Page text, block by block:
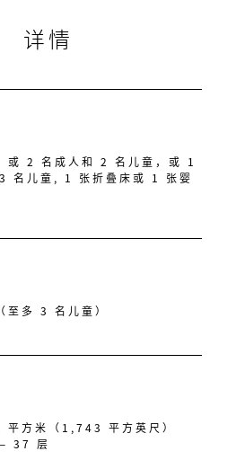
详情
或 2 名成人和 2 名儿童，或 1
名儿童, 1 张折叠床或 1 张婴
至多 3 名儿童）
平方米（1,743 平方英尺）
37 层